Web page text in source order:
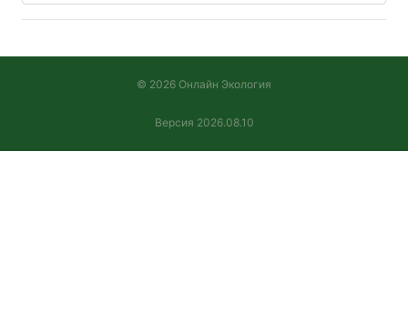
© 2026 Онлайн Экология
Версия 2026.08.10